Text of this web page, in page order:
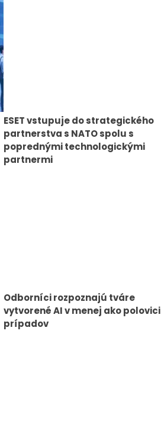
ESET vstupuje do strategického
partnerstva s NATO spolu s
poprednými technologickými
partnermi
Odborníci rozpoznajú tváre
vytvorené AI v menej ako polovici
prípadov